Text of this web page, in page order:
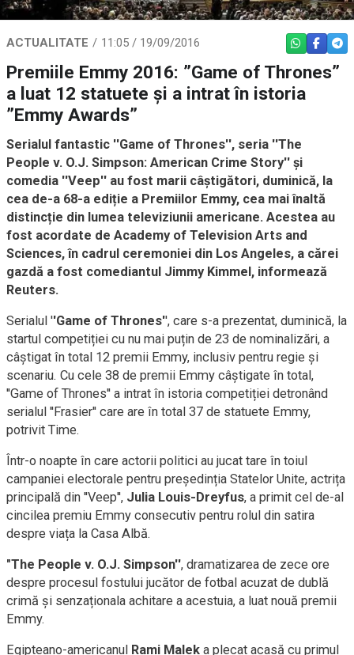
ACTUALITATE 11:05 / 19/09/2016 WHATSAPP
Premiile Emmy 2016: ”Game of Thrones”
a luat 12 statuete și a intrat în istoria
”Emmy Awards”
Serialul fantastic ''Game of Thrones'', seria ''The
People v. O.J. Simpson: American Crime Story'' și
comedia ''Veep'' au fost marii câștigători, duminică, la
cea de-a 68-a ediție a Premiilor Emmy, cea mai înaltă
distincție din lumea televiziunii americane. Acestea au
fost acordate de Academy of Television Arts and
Sciences, în cadrul ceremoniei din Los Angeles, a cărei
gazdă a fost comediantul Jimmy Kimmel, informează
Reuters.
Serialul ''Game of Thrones'', care s-a prezentat, duminică, la
startul competiției cu nu mai puțin de 23 de nominalizări, a
câștigat în total 12 premii Emmy, inclusiv pentru regie și
scenariu. Cu cele 38 de premii Emmy câștigate în total,
''Game of Thrones'' a intrat în istoria competiției detronând
serialul ''Frasier'' care are în total 37 de statuete Emmy,
potrivit Time.
Într-o noapte în care actorii politici au jucat tare în toiul
campaniei electorale pentru președinția Statelor Unite, actrița
principală din ''Veep'', Julia Louis-Dreyfus, a primit cel de-al
cincilea premiu Emmy consecutiv pentru rolul din satira
despre viața la Casa Albă.
"The People v. O.J. Simpson'', dramatizarea de zece ore
despre procesul fostului jucător de fotbal acuzat de dublă
crimă și senzaționala achitare a acestuia, a luat nouă premii
Emmy.
Egipteano-americanul Rami Malek a plecat acasă cu primul